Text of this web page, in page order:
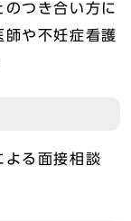
つき合い方に
師や不妊症看護
よる面接相談